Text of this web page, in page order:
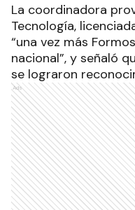
La coordinadora
Tecnología,
“una vez más
nacional”, y señaló
se lograron
Ads